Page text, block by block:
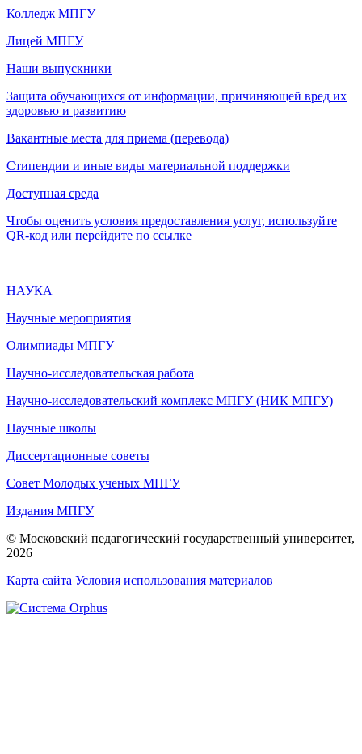
Колледж МПГУ
Лицей МПГУ
Наши выпускники
Защита обучающихся от информации, причиняющей вред их
здоровью и развитию
Вакантные места для приема (перевода)
Стипендии и иные виды материальной поддержки
Доступная среда
Чтобы оценить условия предоставления услуг, используйте
QR-код или перейдите по ссылке
НАУКА
Научные мероприятия
Олимпиады МПГУ
Научно-исследовательская работа
Научно-исследовательский комплекс МПГУ (НИК МПГУ)
Научные школы
Диссертационные советы
Совет Молодых ученых МПГУ
Издания МПГУ
© Московский педагогический государственный университет,
2026
Карта сайта Условия использования материалов